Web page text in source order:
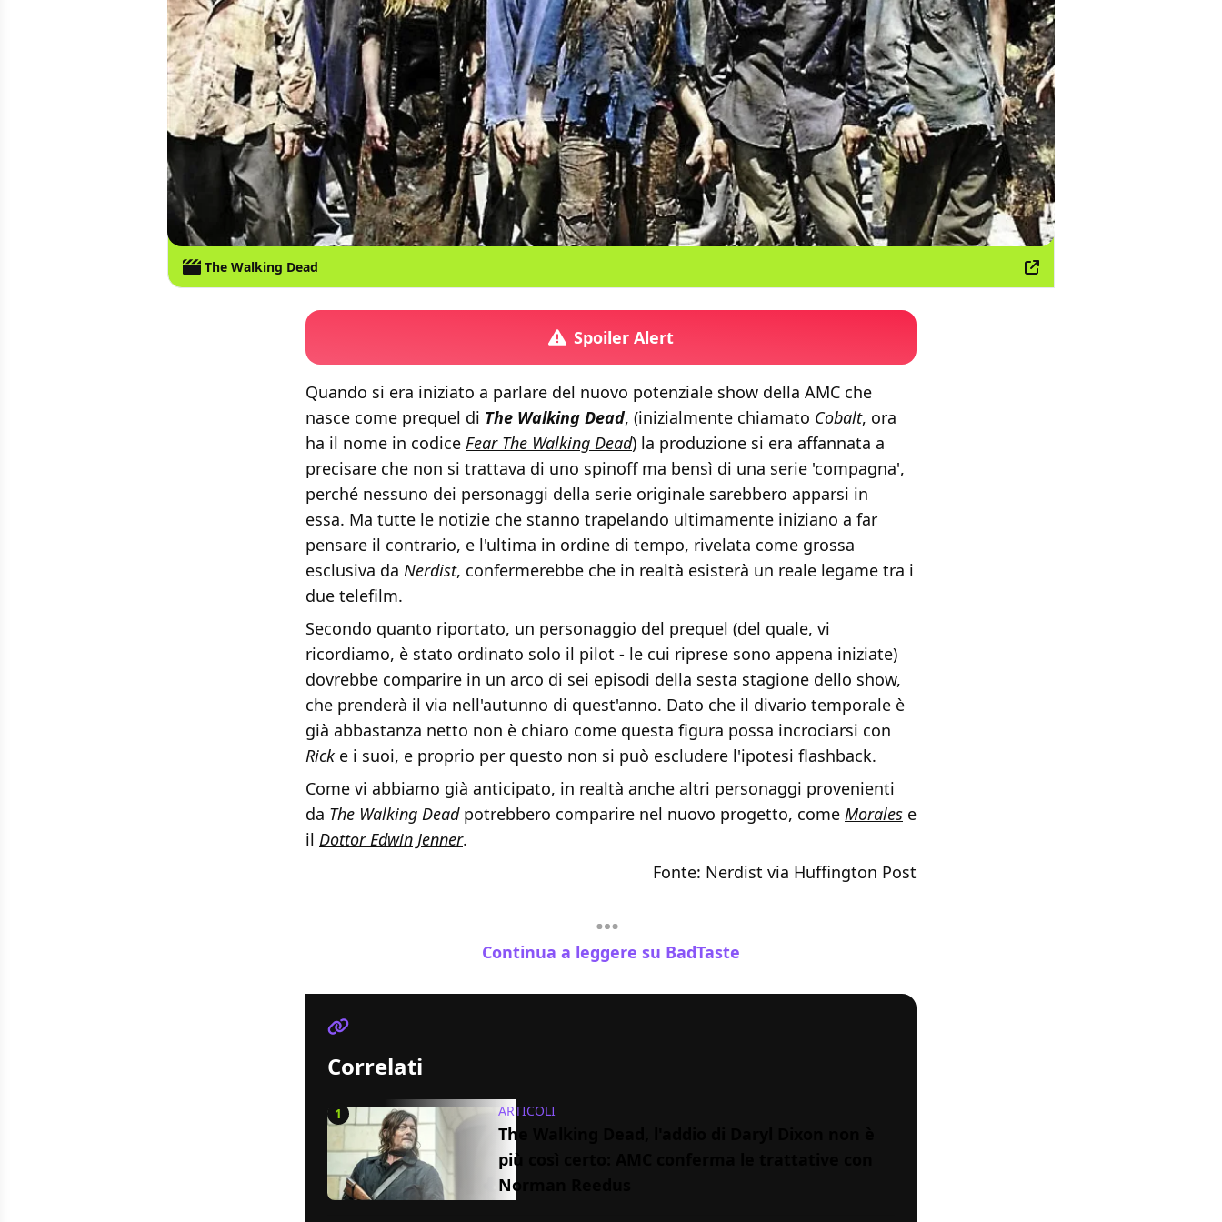
The Walking Dead
Spoiler Alert
Quando si era iniziato a parlare del nuovo potenziale show della AMC che
nasce come prequel di The Walking Dead, (inizialmente chiamato Cobalt, ora
ha il nome in codice Fear The Walking Dead) la produzione si era affannata a
precisare che non si trattava di uno spinoff ma bensì di una serie 'compagna',
perché nessuno dei personaggi della serie originale sarebbero apparsi in
essa. Ma tutte le notizie che stanno trapelando ultimamente iniziano a far
pensare il contrario, e l'ultima in ordine di tempo, rivelata come grossa
esclusiva da Nerdist, confermerebbe che in realtà esisterà un reale legame tra i
due telefilm.
Secondo quanto riportato, un personaggio del prequel (del quale, vi
ricordiamo, è stato ordinato solo il pilot - le cui riprese sono appena iniziate)
dovrebbe comparire in un arco di sei episodi della sesta stagione dello show,
che prenderà il via nell'autunno di quest'anno. Dato che il divario temporale è
già abbastanza netto non è chiaro come questa figura possa incrociarsi con
Ricke i suoi, e proprio per questo non si può escludere l'ipotesi flashback.
Come vi abbiamo già anticipato, in realtà anche altri personaggi provenienti
da The Walking Deadpotrebbero comparire nel nuovo progetto, come Morales e
il Dottor Edwin Jenner.
Fonte: Nerdist via Huffington Post
Continua a leggere su BadTaste
Correlati
1 ARTICOLI
The Walking Dead, l'addio di Daryl Dixon non è
più così certo: AMC conferma le trattative con
Norman Reedus